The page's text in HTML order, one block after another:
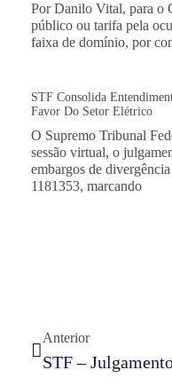
Por Danilo Vital, para o
público ou tarifa pela
faixa de domínio, por
STF Consolida
Favor Do Setor Elétrico
O Supremo Tribunal
sessão virtual, o
embargos de
1181353, marcando
Anterior